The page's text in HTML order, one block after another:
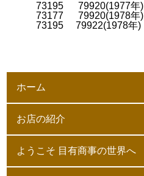
73195 79920(1977年)
73177 79920(1978年)
73195 79922(1978年)
ホーム
お店の紹介
ようこそ 目有商事の世界へ